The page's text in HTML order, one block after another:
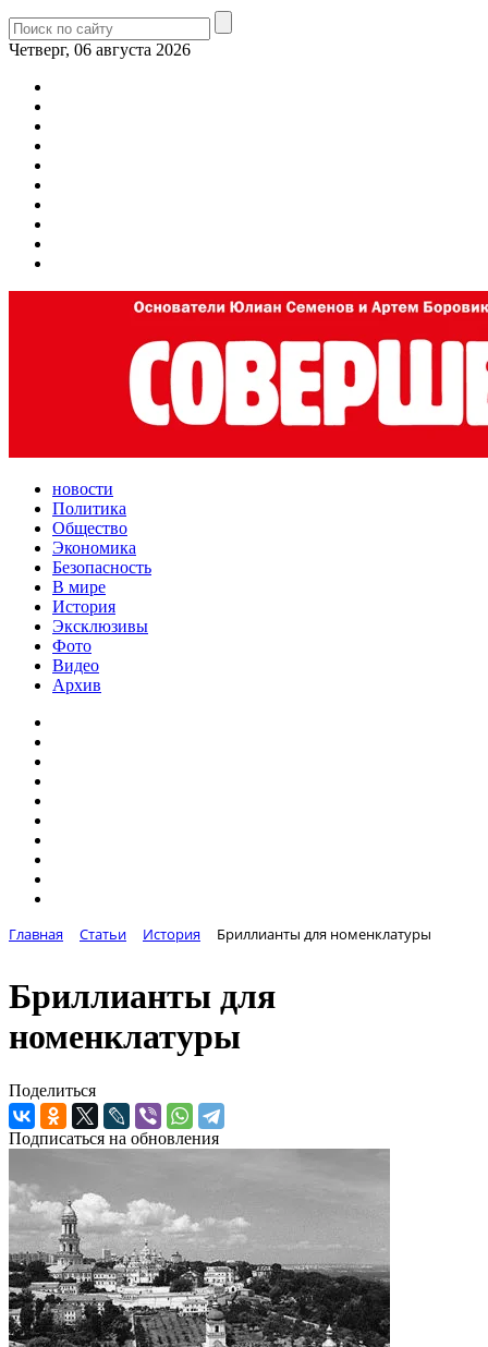
Четверг, 06 августа 2026
новости
Политика
Общество
Экономика
Безопасность
В мире
История
Эксклюзивы
Фото
Видео
Архив
Главная Статьи История Бриллианты для номенклатуры
Бриллианты для
номенклатуры
Поделиться
Подписаться на обновления